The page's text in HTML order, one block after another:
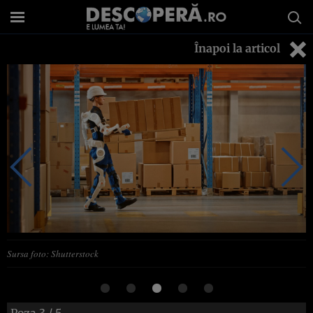
Înapoi la articol
Sursa foto: Shutterstock